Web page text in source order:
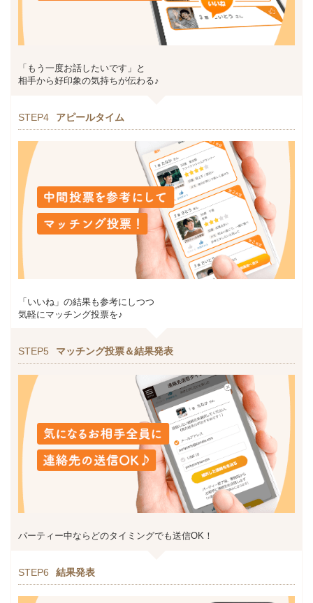
「もう一度お話したいです」と
相手から好印象の気持ちが伝わる♪
STEP4 アピールタイム
「いいね」の結果も参考にしつつ
気軽にマッチング投票を♪
STEP5 マッチング投票＆結果発表
パーティー中ならどのタイミングでも送信OK！
STEP6 結果発表